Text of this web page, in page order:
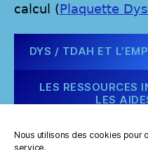
Nous utilisons des cookies pour
service.
calcul (Plaquette
DYS / TDAH ET
LES RESSOURCES
LES